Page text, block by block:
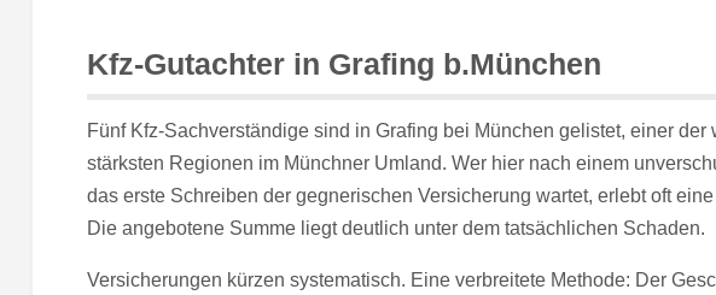
Kfz-Gutachter in Grafing b.München
Fünf Kfz-Sachverständige sind in Grafing bei München gelistet, einer der
stärksten Regionen im Münchner Umland. Wer hier nach einem
das erste Schreiben der gegnerischen Versicherung wartet, erlebt oft
Die angebotene Summe liegt deutlich unter dem tatsächlichen Schaden.
Versicherungen kürzen systematisch. Eine verbreitete Methode: Der